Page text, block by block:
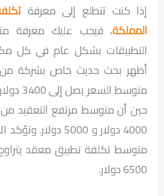
إذا كنت تتطلع إلى معرفة
المملكة، فيجب عليك معرفة
التطبيقات بشكل عام في كل
أظهر بحث حديث خاص بشركة
حين أن متوسط مرتفع التعقيد من
4000 دولار و 5000
6500 دولار.